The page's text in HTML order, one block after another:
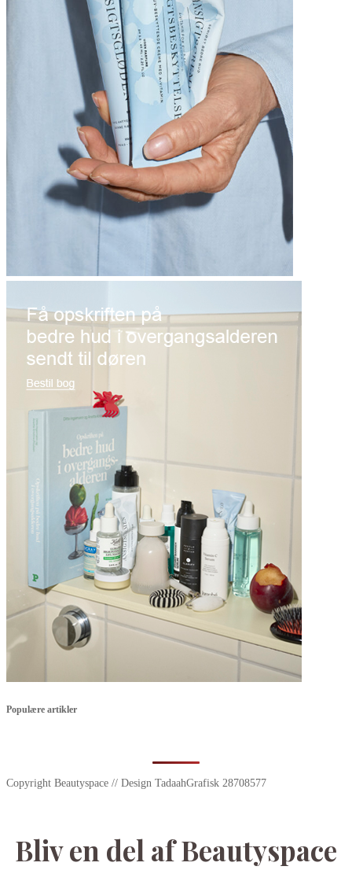
Populære artikler
Copyright Beautyspace // Design TadaahGrafisk 28708577
Bliv en del af Beautyspace